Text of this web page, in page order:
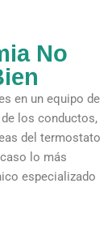
No
en un equipo de
los conductos,
del termostato
lo más
especializado